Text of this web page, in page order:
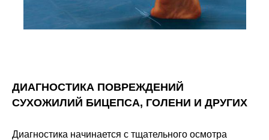
ДИАГНОСТИКА ПОВРЕЖДЕНИЙ
СУХОЖИЛИЙ БИЦЕПСА, ГОЛЕНИ И ДРУГИХ
Диагностика начинается с тщательного осмотра